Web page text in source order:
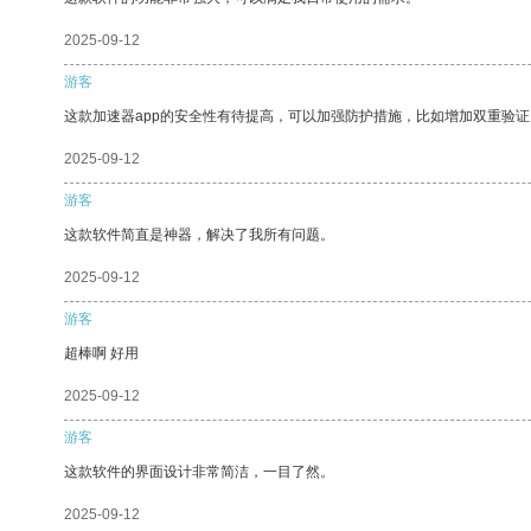
2025-09-12
游客
这款加速器app的安全性有待提高，可以加强防护措施，比如增加双重验
2025-09-12
游客
这款软件简直是神器，解决了我所有问题。
2025-09-12
游客
超棒啊 好用
2025-09-12
游客
这款软件的界面设计非常简洁，一目了然。
2025-09-12